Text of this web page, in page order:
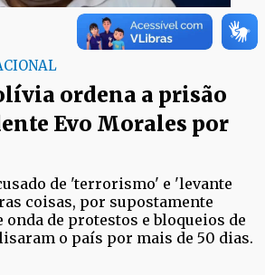
ordena a prisão
Evo Morales por
de 'terrorismo' e 'levante
coisas, por supostamente
de protestos e bloqueios de
o país por mais de 50 dias.